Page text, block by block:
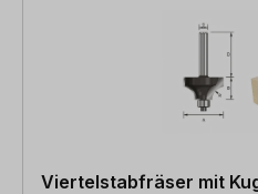
Viertelstabfräser mit